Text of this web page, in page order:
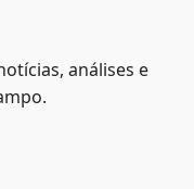
análises e